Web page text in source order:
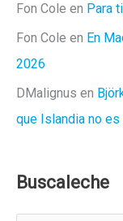
Fon Cole en Para ti
Fon Cole en En
2026
DMalignus en
que Islandia no es
Buscaleche